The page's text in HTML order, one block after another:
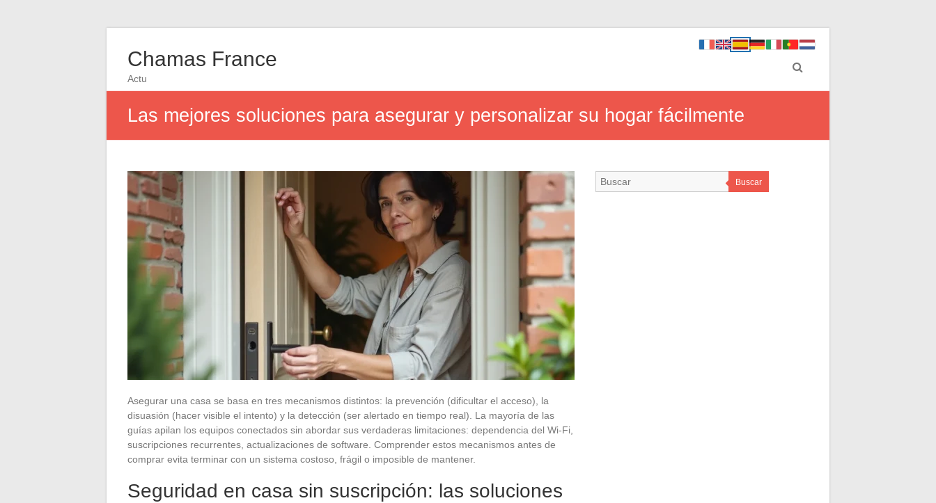
Chamas France
Actu
Las mejores soluciones para asegurar y personalizar su hogar fácilmente
Asegurar una casa se basa en tres mecanismos distintos: la prevención (dificultar el acceso), la
disuasión (hacer visible el intento) y la detección (ser alertado en tiempo real). La mayoría de las
guías apilan los equipos conectados sin abordar sus verdaderas limitaciones: dependencia del Wi-Fi,
suscripciones recurrentes, actualizaciones de software. Comprender estos mecanismos antes de
comprar evita terminar con un sistema costoso, frágil o imposible de mantener.
Seguridad en casa sin suscripción: las soluciones
Buscar